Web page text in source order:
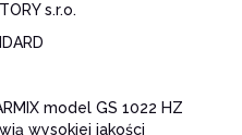
s.r.o.
model GS 1022 HZ
wysokiej jakości